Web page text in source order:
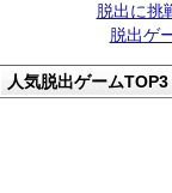
脱出に
脱出ゲ
人気脱出ゲームTOP3